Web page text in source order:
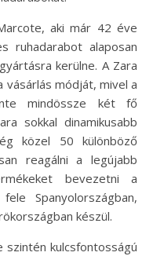
aki már 42 éve
ruhadarabot alaposan
kerülne. A Zara
módját, mivel a
mindössze két fő
sokkal dinamikusabb
közel 50 különböző
reagálni a legújabb
bevezetni a
Spanyolországban,
készül.
kulcsfontosságú